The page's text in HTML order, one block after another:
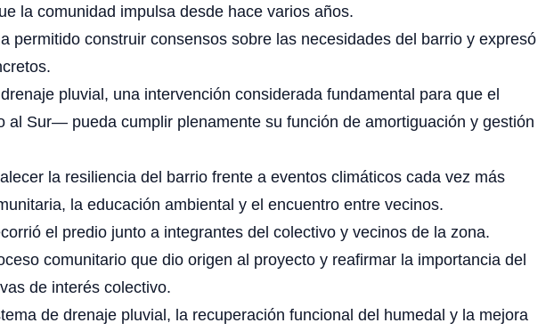
la comunidad impulsa desde hace varios años.
construir consensos sobre las necesidades del barrio y expresó
pluvial, una intervención considerada fundamental para que el
Sur— pueda cumplir plenamente su función de amortiguación y gestión
la resiliencia del barrio frente a eventos climáticos cada vez más
la educación ambiental y el encuentro entre vecinos.
el predio junto a integrantes del colectivo y vecinos de la zona.
comunitario que dio origen al proyecto y reafirmar la importancia del
de interés colectivo.
de drenaje pluvial, la recuperación funcional del humedal y la mejora